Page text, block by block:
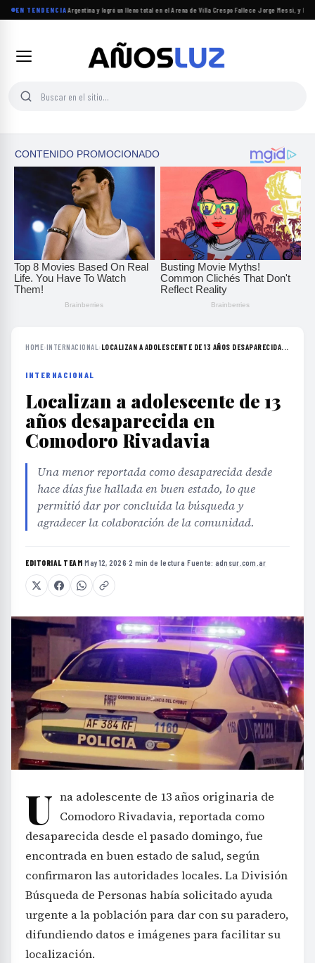
EN TENDENCIA
Carín León regresó a Argentina y logró un lleno total en el Arena de Villa Crespo·Fallece Jorge Messi, y la
HOME›INTERNACIONAL › LOCALIZAN A ADOLESCENTE DE 13 AÑOS DESAPARECIDA...
INTERNACIONAL
Localizan a adolescente de 13
años desaparecida en
Comodoro Rivadavia
Una menor reportada como desaparecida desde
hace días fue hallada en buen estado, lo que
permitió dar por concluida la búsqueda y
agradecer la colaboración de la comunidad.
EDITORIAL TEAM·May 12, 2026·2 min de lectura·Fuente: adnsur.com.ar
U na adolescente de 13 años originaria de
Comodoro Rivadavia, reportada como
desaparecida desde el pasado domingo, fue
encontrada en buen estado de salud, según
confirmaron las autoridades locales. La División
Búsqueda de Personas había solicitado ayuda
urgente a la población para dar con su paradero,
difundiendo datos e imágenes para facilitar su
localización.